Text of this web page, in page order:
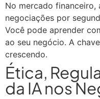
No mercado
negociações por
Você pode aprender
ao seu negócio. A
crescendo.
Ética,
da IA nos